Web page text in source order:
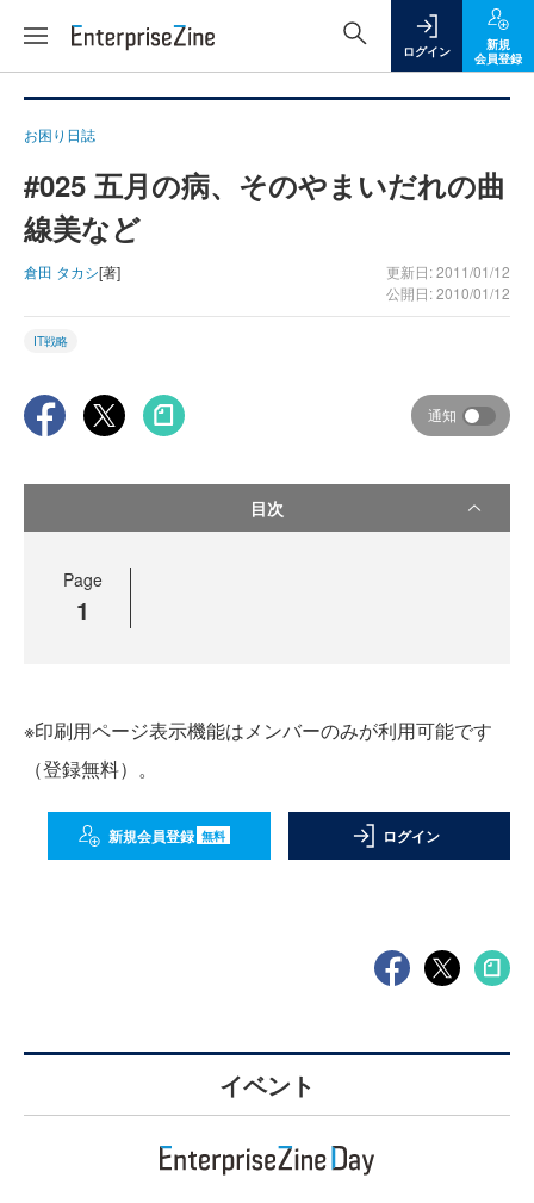
ログイン
新規
会員登録
お困り日誌
#025 五月の病、そのやまいだれの曲
線美など
倉田 タカシ[著]
更新日: 2011/01/12
公開日: 2010/01/12
IT戦略
通知
目次
Page
1
※印刷用ページ表示機能はメンバーのみが利用可能です
（登録無料）。
新規会員登録 無料 ログイン
イベント